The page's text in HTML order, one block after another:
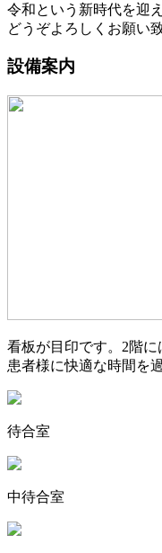
令和という新時代を迎
どうぞよろしくお願い
設備案内
看板が目印です。2階
患者様に快適な時間を
待合室
中待合室